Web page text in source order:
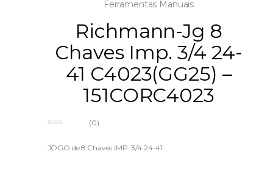
Ferramentas Manuais
Richmann-Jg 8
Chaves Imp. 3/4 24-
41 C4023(GG25) –
151CORC4023
u
(0)
JOGO de 8 Chaves IMP. 3/4 24-41